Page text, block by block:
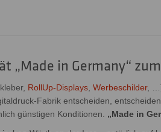
„Made in Germany“
RollUp-Displays Werbeschilder,
Fabrik entscheiden,
günstigen Konditionen. „Made in